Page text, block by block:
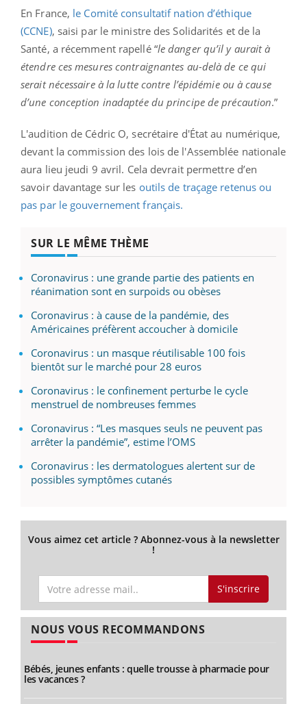
En France, le Comité consultatif nation d’éthique
(CCNE), saisi par le ministre des Solidarités et de la
Santé, a récemment rapellé “le danger qu’il y aurait à
étendre ces mesures contraignantes au-delà de ce qui
serait nécessaire à la lutte contre l’épidémie ou à cause
d’une conception inadaptée du principe de précaution.”
L'audition de Cédric O, secrétaire d'État au numérique,
devant la commission des lois de l'Assemblée nationale
aura lieu jeudi 9 avril. Cela devrait permettre d’en
savoir davantage sur les outils de traçage retenus ou
pas par le gouvernement français.
SUR LE MÊME THÈME
Coronavirus : une grande partie des patients en
réanimation sont en surpoids ou obèses
Coronavirus : à cause de la pandémie, des
Américaines préfèrent accoucher à domicile
Coronavirus : un masque réutilisable 100 fois
bientôt sur le marché pour 28 euros
Coronavirus : le confinement perturbe le cycle
menstruel de nombreuses femmes
Coronavirus : “Les masques seuls ne peuvent pas
arrêter la pandémie”, estime l’OMS
Coronavirus : les dermatologues alertent sur de
possibles symptômes cutanés
Vous aimez cet article ? Abonnez-vous à la newsletter
!
S'inscrire
NOUS VOUS RECOMMANDONS
Bébés, jeunes enfants : quelle trousse à pharmacie pour
les vacances ?